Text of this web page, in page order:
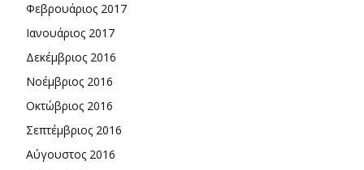
Φεβρουάριος 2017
Ιανουάριος 2017
Δεκέμβριος 2016
Νοέμβριος 2016
Οκτώβριος 2016
Σεπτέμβριος 2016
Αύγουστος 2016